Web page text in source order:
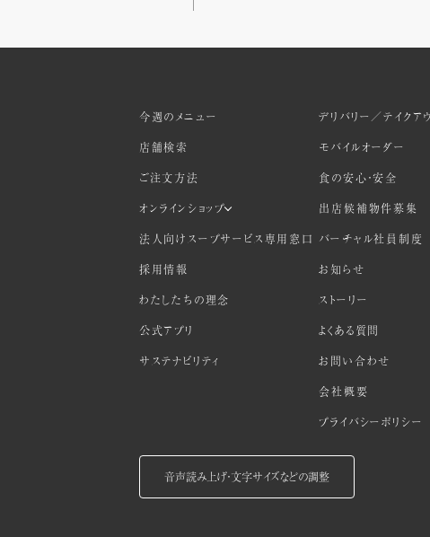
今週のメニュー
店舗検索
ご注文方法
オンラインショップ
法人向けスープサービス専用窓口
採用情報
わたしたちの理念
公式アプリ
サステナビリティ
デリバリー／テイクア
モバイルオーダー
食の安心・安全
出店候補物件募集
バーチャル社員制度
お知らせ
ストーリー
よくある質問
お問い合わせ
会社概要
プライバシーポリシー
音声読み上げ・文字サイズなどの調整